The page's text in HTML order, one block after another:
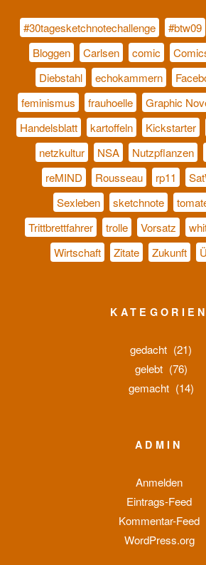
#30tagesketchnotechallenge #btw09
Bloggen
Carlsen comic
Diebstahl
echokammern
feminismus
frauhoelle Graphic
Handelsblatt
kartoffeln Kickstarter
netzkultur
NSA Nutzpflanzen
reMIND
Rousseau rp11
Sexleben
sketchnote
Trittbrettfahrer
trolle Vorsatz
Wirtschaft
Zitate Zukunft
KATEGORIEN
gedacht (21)
gelebt (76)
gemacht (14)
ADMIN
Anmelden
Eintrags-Feed
Kommentar-Feed
WordPress.org